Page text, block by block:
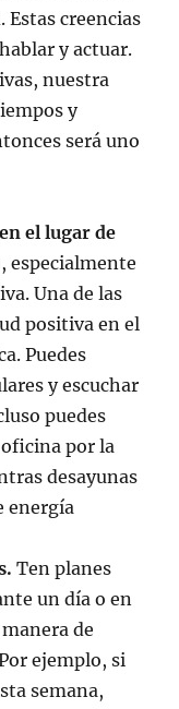
Estas creencias
y actuar.
nuestra
y
será uno
el lugar de
especialmente
Una de las
positiva en el
Puedes
y escuchar
puedes
oficina por la
desayunas
energía
Ten planes
un día o en
de
ejemplo, si
semana,